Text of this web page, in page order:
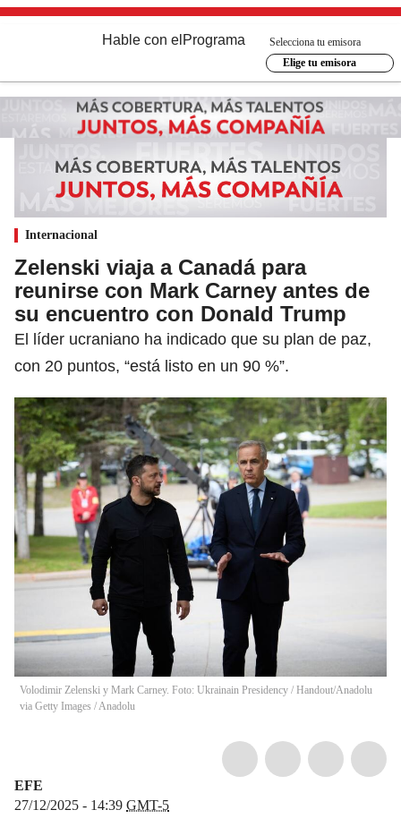
Hable con el Programa
Selecciona tu emisora
Elige tu emisora
Internacional
Zelenski viaja a Canadá para
reunirse con Mark Carney antes de
su encuentro con Donald Trump
El líder ucraniano ha indicado que su plan de paz,
con 20 puntos, “está listo en un 90 %”.
Volodimir Zelenski y Mark Carney. Foto: Ukrainain Presidency / Handout/Anadolu
via Getty Images /Anadolu
EFE
27/12/2025 - 14:39 GMT-5